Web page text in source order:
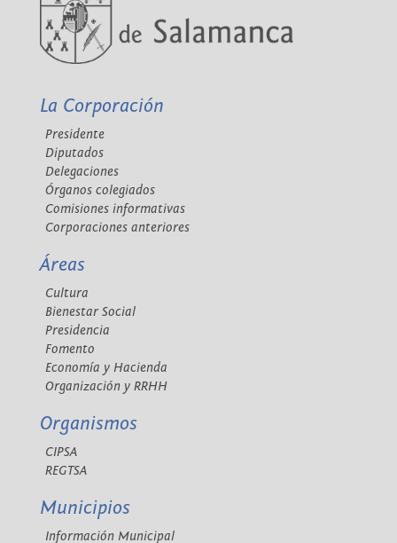
La Corporación
Presidente
Diputados
Delegaciones
Órganos colegiados
Comisiones informativas
Corporaciones anteriores
Áreas
Cultura
Bienestar Social
Presidencia
Fomento
Economía y Hacienda
Organización y RRHH
Organismos
CIPSA
REGTSA
Municipios
Información Municipal